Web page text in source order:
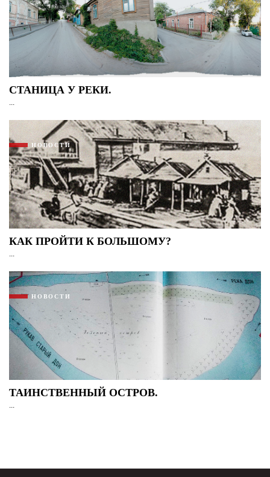
СТАНИЦА У РЕКИ.
...
НОВОСТИ
КАК ПРОЙТИ К БОЛЬШОМУ?
...
НОВОСТИ
ТАИНСТВЕННЫЙ ОСТРОВ.
...